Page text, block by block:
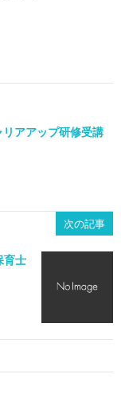
アアップ研修受講
次の記事
育士